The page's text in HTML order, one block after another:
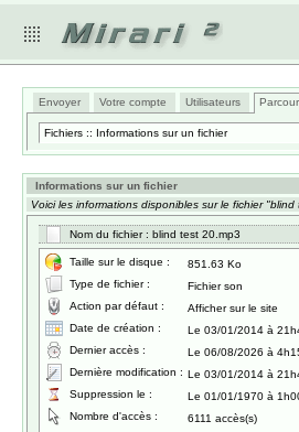
Envoyer Votre compte Utilisateurs
Fichiers :: Informations sur un fichier
Informations sur un fichier
Voici les informations disponibles sur le fichier
Nom du fichier : blind test 20.mp3
Taille sur le disque :
851.63 Ko
Type de fichier :
Fichier son
Action par défaut :
Afficher sur le site
Date de création :
Le 03/01/2014 à
Dernier accès :
Le 06/08/2026 à
Dernière modification : Le 03/01/2014 à
Suppression le :
Le 01/01/1970 à
Nombre d'accès :
6111 accès(s)